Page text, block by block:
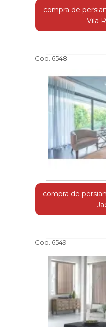
compra de
Vila
Cod.:6548
compra de
Cod.:6549